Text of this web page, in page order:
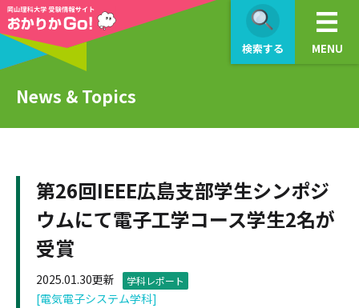
検索する MENU
News & Topics
第26回IEEE広島支部学生シンポジ
ウムにて電子工学コース学生2名が
受賞
2025.01.30更新 学科レポート
[電気電子システム学科]